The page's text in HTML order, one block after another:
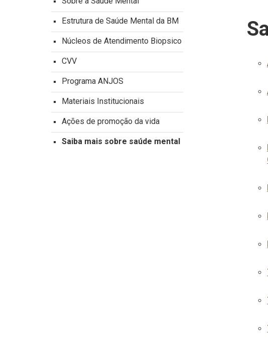
Estrutura de Saúde Mental da BM
Núcleos de Atendimento Biopsico
CVV
Programa ANJOS
Materiais Institucionais
Ações de promoção da vida
Saiba mais sobre saúde mental